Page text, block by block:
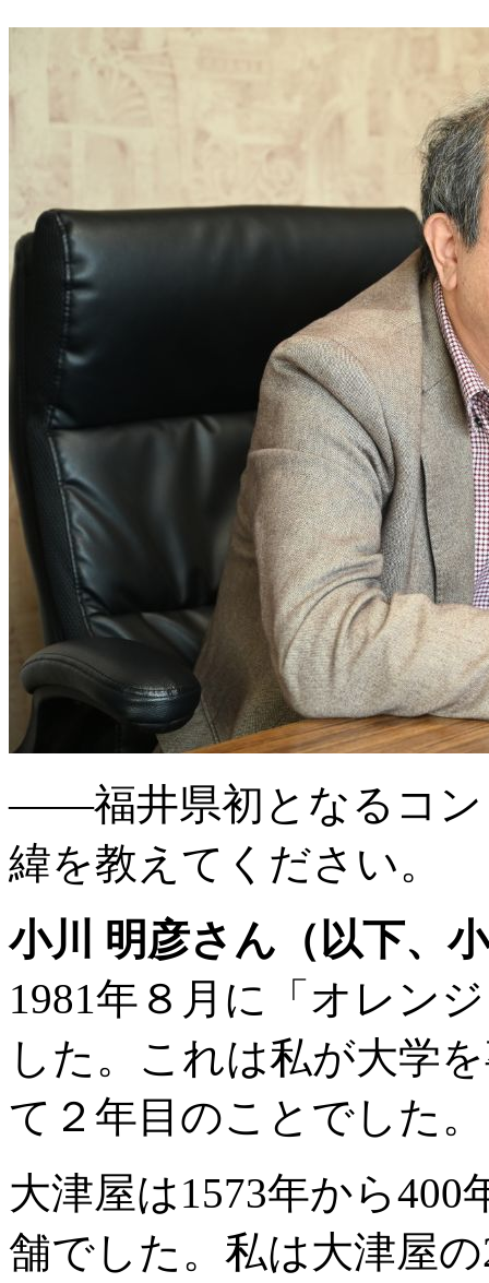
――福井県初となるコン
緯を教えてください。
小川 明彦さん（以下、
1981年８月に「オレン
した。これは私が大学
て２年目のことでした。
大津屋は1573年から
舗でした。私は大津屋